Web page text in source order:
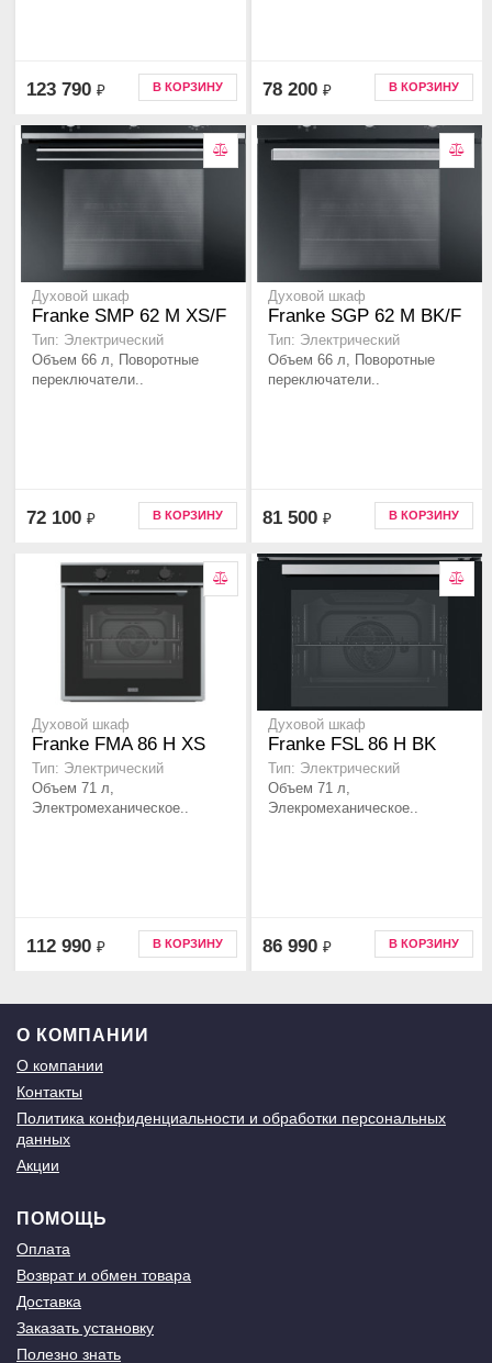
123 790 ₽ В КОРЗИНУ 78 200 ₽ В КОРЗИНУ
Духовой шкаф
Franke SMP 62 M XS/F
Тип: Электрический
Объем 66 л, Поворотные
переключатели..
72 100 ₽ В КОРЗИНУ
Духовой шкаф
Franke SGP 62 M BK/F
Тип: Электрический
Объем 66 л, Поворотные
переключатели..
81 500 ₽ В КОРЗИНУ
Духовой шкаф
Franke FMA 86 H XS
Тип: Электрический
Объем 71 л,
Электромеханическое..
112 990 ₽ В КОРЗИНУ
Духовой шкаф
Franke FSL 86 H BK
Тип: Электрический
Объем 71 л,
Элекромеханическое..
86 990 ₽ В КОРЗИНУ
О КОМПАНИИ
О компании
Контакты
Политика конфиденциальности и обработки персональных
данных
Акции
ПОМОЩЬ
Оплата
Возврат и обмен товара
Доставка
Заказать установку
Полезно знать